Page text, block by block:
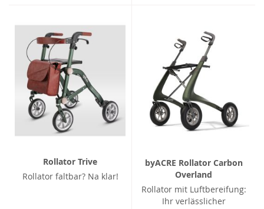
Rollator Trive
Rollator faltbar? Na klar!
byACRE Rollator Carbon
Overland
Rollator mit Luftbereifung:
Ihr verlässlicher